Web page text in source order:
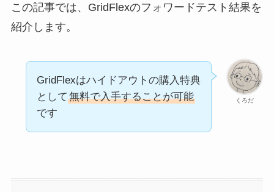
この記事では、GridFlexのフォワードテスト結果を
紹介します。
くろだ
GridFlexはハイドアウトの購入特典
として 無料で入手することが可能
です